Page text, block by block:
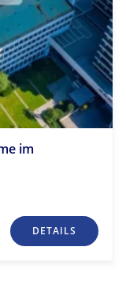
im
DETAILS